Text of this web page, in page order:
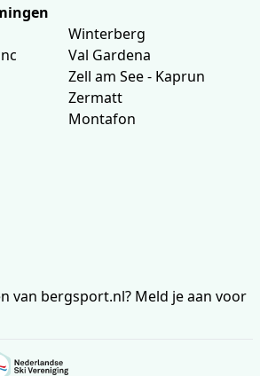
Winterberg
Val Gardena
Zell am See - Kaprun
Zermatt
Montafon
van bergsport.nl? Meld je aan voor